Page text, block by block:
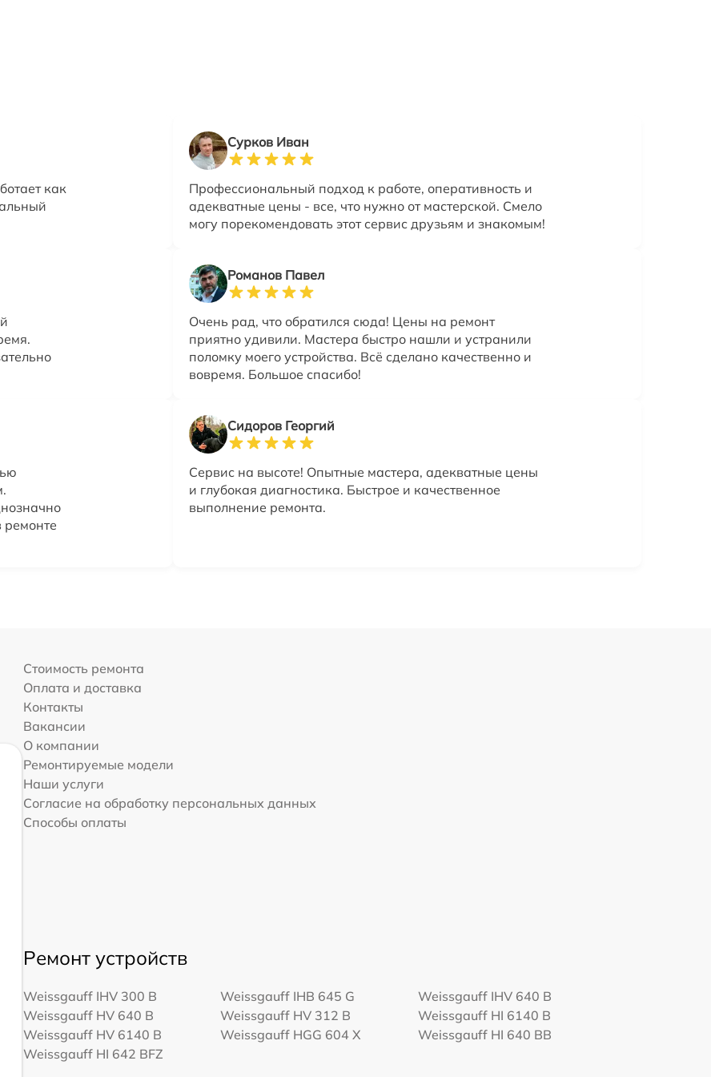
как
Сурков Иван
Профессиональный подход к работе, оперативность и
адекватные цены - все, что нужно от мастерской. Смело
могу порекомендовать этот сервис друзьям и знакомым!
Романов Павел
Очень рад, что обратился сюда! Цены на ремонт
приятно удивили. Мастера быстро нашли и устранили
поломку моего устройства. Всё сделано качественно и
вовремя. Большое спасибо!
ремонте
Сидоров Георгий
Сервис на высоте! Опытные мастера, адекватные цены
и глубокая диагностика. Быстрое и качественное
выполнение ремонта.
Стоимость ремонта
Оплата и доставка
Контакты
Вакансии
О компании
Ремонтируемые модели
Наши услуги
Согласие на обработку персональных данных
Способы оплаты
Ремонт устройств
Weissgauff IHV 300 B Weissgauff IHB 645 G
Weissgauff IHV 640 B
Weissgauff HV 640 B
Weissgauff HV 312 B
Weissgauff HI 6140 B
Weissgauff HV 6140 B
Weissgauff HGG 604 X
Weissgauff HI 640 BB
Weissgauff HI 642 BFZ